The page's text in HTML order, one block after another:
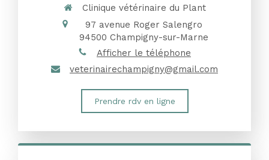
Clinique vétérinaire du Plant
97 avenue Roger Salengro
94500 Champigny-sur-Marne
Afficher le téléphone
veterinairechampigny@gmail.com
Prendre rdv en ligne